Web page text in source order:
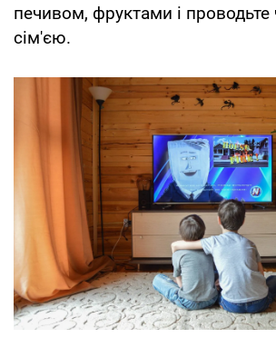
печивом, фруктами і проводьте
сім'єю.